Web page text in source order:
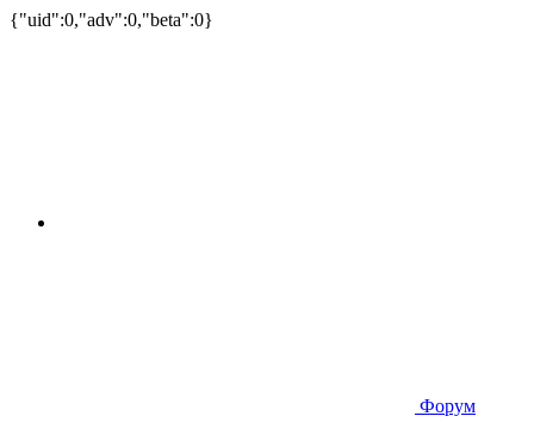
{"uid":0,"adv":0,"beta":0}
Форум